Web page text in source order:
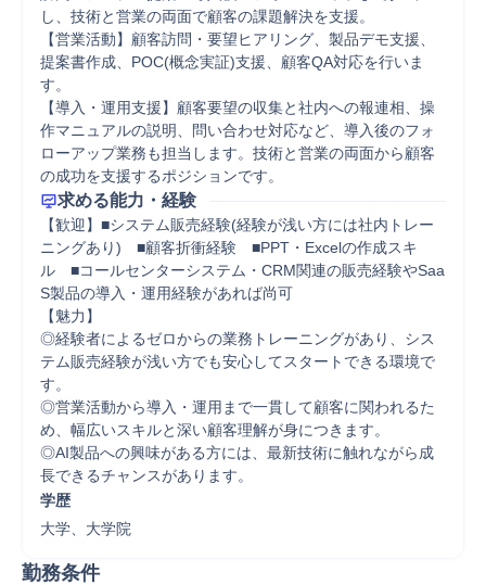
し、技術と営業の両面で顧客の課題解決を支援。
【営業活動】顧客訪問・要望ヒアリング、製品デモ支援、
提案書作成、POC(概念実証)支援、顧客QA対応を行いま
す。
【導入・運用支援】顧客要望の収集と社内への報連相、操
作マニュアルの説明、問い合わせ対応など、導入後のフォ
ローアップ業務も担当します。技術と営業の両面から顧客
の成功を支援するポジションです。
求める能力・経験
【歓迎】■システム販売経験(経験が浅い方には社内トレー
ニングあり)　■顧客折衝経験　■PPT・Excelの作成スキ
ル　■コールセンターシステム・CRM関連の販売経験やSaa
S製品の導入・運用経験があれば尚可
【魅力】
◎経験者によるゼロからの業務トレーニングがあり、シス
テム販売経験が浅い方でも安心してスタートできる環境で
す。
◎営業活動から導入・運用まで一貫して顧客に関われるた
め、幅広いスキルと深い顧客理解が身につきます。
◎AI製品への興味がある方には、最新技術に触れながら成
長できるチャンスがあります。
学歴
大学、大学院
勤務条件